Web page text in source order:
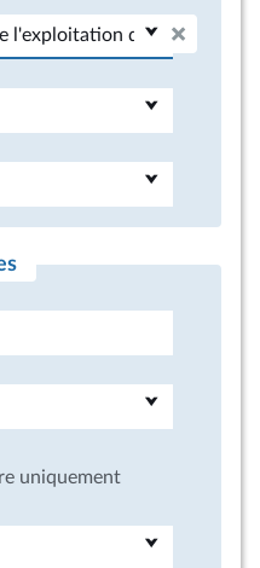
uniquement